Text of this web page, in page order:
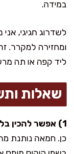
במידה.
לשדרוג חגיגי,
ומחזירה למקרר.
ליד קפה או תה
שאלות
1) אפשר להכין בלי חמאה?
כן. חמאה נותנת